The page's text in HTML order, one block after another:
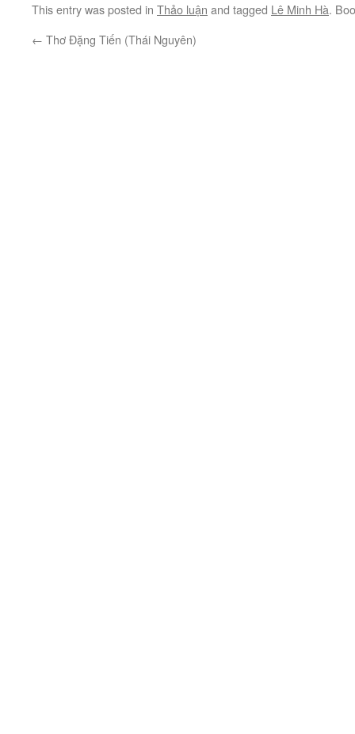
This entry was posted in Thảo luận and tagged Lê Minh Hà.
← Thơ Đặng Tiến (Thái Nguyên)